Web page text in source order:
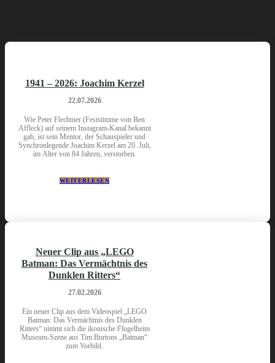
1941 – 2026: Joachim Kerzel
22.07.2026
Wie Peter Flechtner (Feststimme von Ben
Affleck) auf seinem Instagram-Kanal bekannt
gab, ist sein Mentor, der Schauspieler und
Synchronlegende Joachim Kerzel am 20. Juli,
im Alter von 84 Jahren, verstorben.
WEITERLESEN
Neuer Clip aus „LEGO
Batman: Das Vermächtnis des
Dunklen Ritters“
27.02.2026
Ein neuer Clip aus dem Videospiel „LEGO
Batman: Das Vermächtnis des Dunklen
Ritters“ nimmt sich die ikonische Flugelheim
Museum-Szene aus Tim Burtons „Batman“
zum Vorbild.